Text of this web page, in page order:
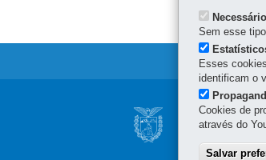
Navegação
principal
Rua
Sem esse
Esses
identificam o
Cookies de
através do
Salvar